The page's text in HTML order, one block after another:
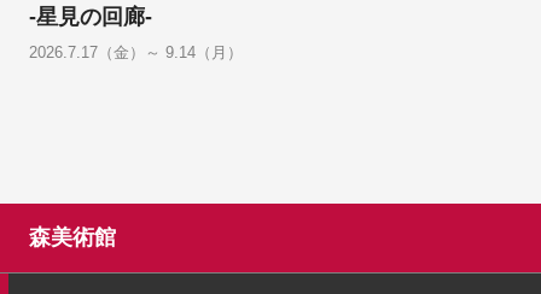
-星見の回廊-
2026.7.17（金）～ 9.14（月）
森美術館